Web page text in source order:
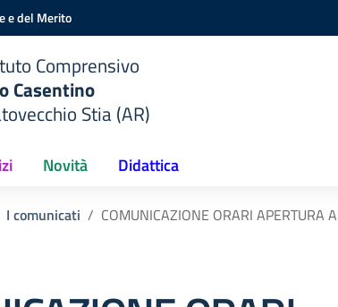
e del Merito
Comprensivo
Casentino
Stia (AR)
Novità Didattica
I comunicati COMUNICAZIONE ORARI APERTURA